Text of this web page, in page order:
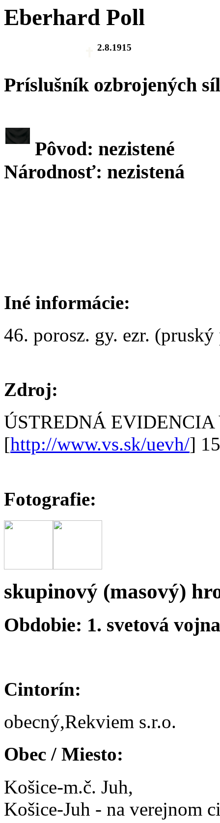
Eberhard Poll
2.8.1915
Príslušník ozbrojených síl
Pôvod: nezistené
Národnosť: nezistená
Iné informácie:
46. porosz. gy. ezr.
Zdroj:
ÚSTREDNÁ
[http://www.vs.sk/uevh/]
Fotografie:
skupinový (masový)
Obdobie: 1. svetová vojna
Cintorín:
obecný,Rekviem s.r.o.
Obec / Miesto:
Košice-m.č. Juh,
Košice-Juh - na verejnom